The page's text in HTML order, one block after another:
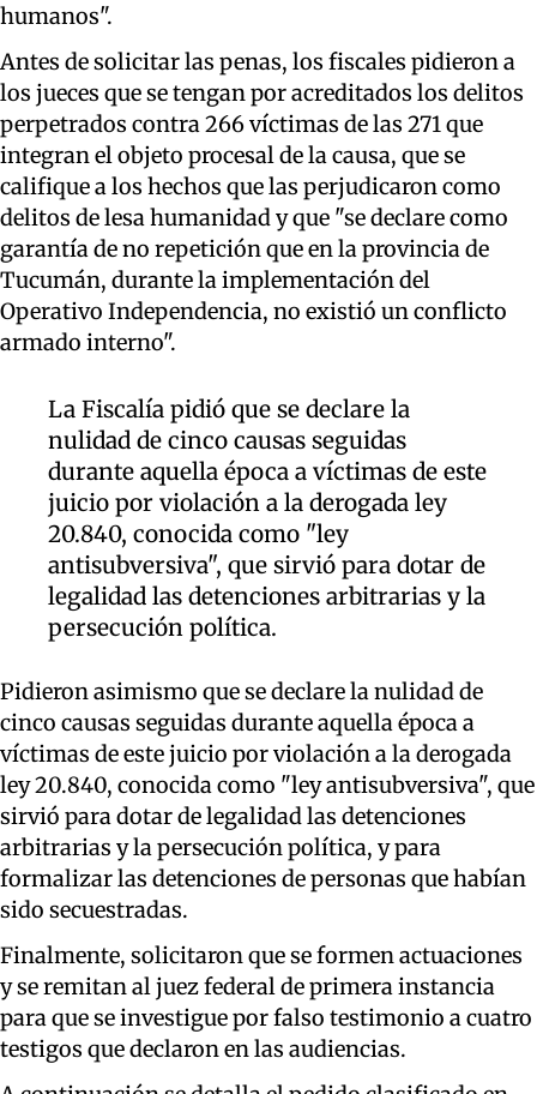
humanos".
Antes de solicitar las penas, los fiscales pidieron a
los jueces que se tengan por acreditados los delitos
perpetrados contra 266 víctimas de las 271 que
integran el objeto procesal de la causa, que se
califique a los hechos que las perjudicaron como
delitos de lesa humanidad y que "se declare como
garantía de no repetición que en la provincia de
Tucumán, durante la implementación del
Operativo Independencia, no existió un conflicto
armado interno".
La Fiscalía pidió que se declare la
nulidad de cinco causas seguidas
durante aquella época a víctimas de este
juicio por violación a la derogada ley
20.840, conocida como "ley
antisubversiva", que sirvió para dotar de
legalidad las detenciones arbitrarias y la
persecución política.
Pidieron asimismo que se declare la nulidad de
cinco causas seguidas durante aquella época a
víctimas de este juicio por violación a la derogada
ley 20.840, conocida como "ley antisubversiva", que
sirvió para dotar de legalidad las detenciones
arbitrarias y la persecución política, y para
formalizar las detenciones de personas que habían
sido secuestradas.
Finalmente, solicitaron que se formen actuaciones
y se remitan al juez federal de primera instancia
para que se investigue por falso testimonio a cuatro
testigos que declaron en las audiencias.